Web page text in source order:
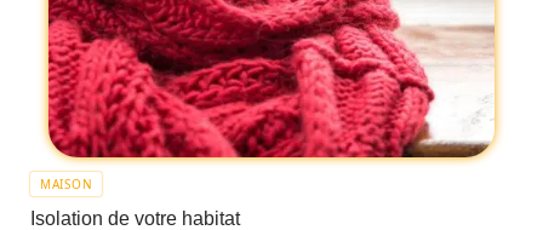
MAISON
Isolation de votre habitat